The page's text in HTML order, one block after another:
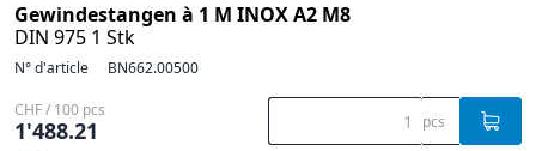
Gewindestangen à 1 M INOX A2 M8
DIN 975 1 Stk
N° d'article BN662.00500
CHF / 100 pcs
1'488.21 pcs